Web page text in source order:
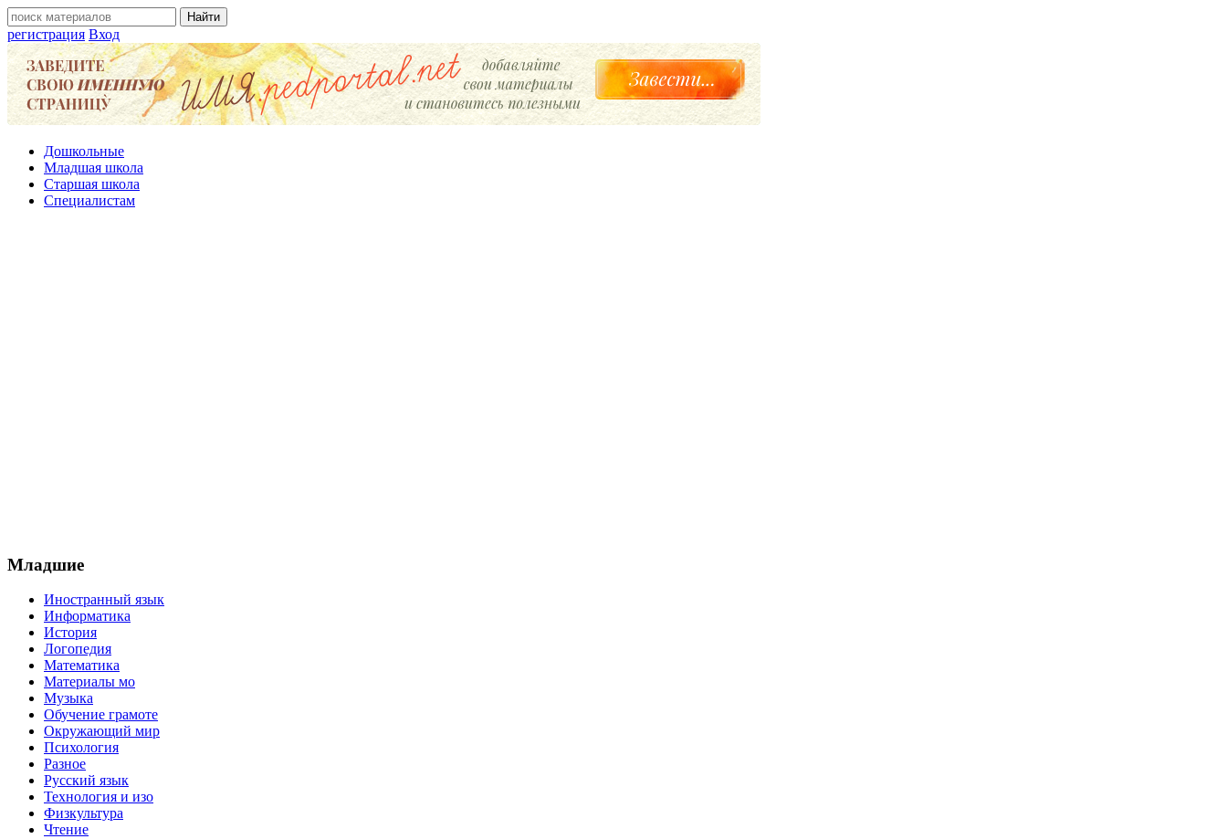
регистрация Вход
Дошкольные
Младшая школа
Старшая школа
Специалистам
Младшие
Иностранный язык
Информатика
История
Логопедия
Математика
Материалы мо
Музыка
Обучение грамоте
Окружающий мир
Психология
Разное
Русский язык
Технология и изо
Физкультура
Чтение